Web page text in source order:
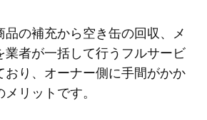
の補充から空き缶の回収、メ
業者が一括して行うフルサービ
おり、オーナー側に手間がかか
リットです。